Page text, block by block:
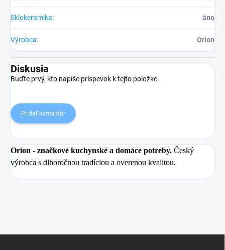
Sklokeramika: áno
Výrobca: Orion
Diskusia
Buďte prvý, kto napíše príspevok k tejto položke.
Pridať komentár
Orion - značkové kuchynské a domáce potreby. Český
výrobca s dlhoročnou tradíciou a overenou kvalitou.